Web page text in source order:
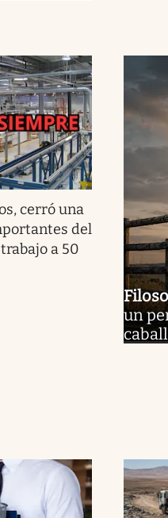
cerró una
del
a 50
un